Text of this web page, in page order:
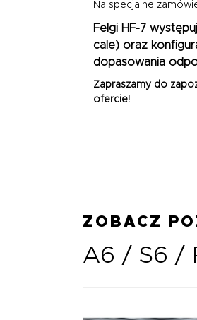
Na specjalne
Felgi HF-7
cale) oraz
dopasowania
Zapraszamy do
ofercie!
ZOBACZ
A6 / S6 /